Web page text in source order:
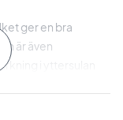
ger en bra
är även
i yttersulan